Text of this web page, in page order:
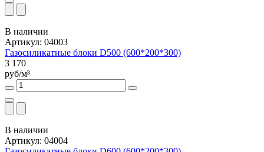
В наличии
Артикул: 04003
Газосиликатные блоки D500 (600*200*300)
3 170
руб/м³
В наличии
Артикул: 04004